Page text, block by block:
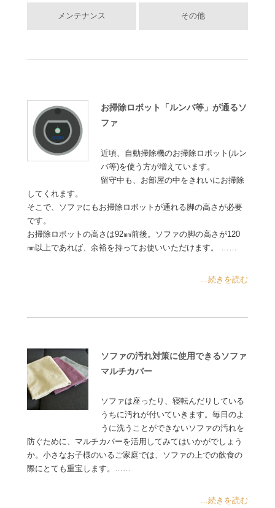
メンテナンス その他
お掃除ロボット「ルンバ等」が通るソ
ファ
近頃、自動掃除機のお掃除ロボット(ルン
バ等)を使う方が増えています。
留守中も、お部屋の中をきれいにお掃除
してくれます。
そこで、ソファにもお掃除ロボットが通れる脚の高さが必要
です。
お掃除ロボットの高さは92㎜前後。ソファの脚の高さが120
㎜以上であれば、余裕を持ってお使いいただけます。 ……
...続きを読む
ソファの汚れ対策に使用できるソファ
マルチカバー
ソファは座ったり、寝転んだりしている
うちに汚れが付いていきます。毎日のよ
うに洗うことができないソファの汚れを
防ぐために、マルチカバーを活用してみてはいかがでしょう
か。小さなお子様のいるご家庭では、ソファの上での飲食の
際にとても重宝します。……
...続きを読む